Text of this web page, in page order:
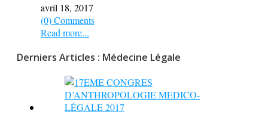
avril 18, 2017
(0) Comments
Read more...
Derniers Articles : Médecine Légale